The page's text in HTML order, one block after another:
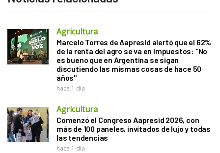
Agricultura
Marcelo Torres de Aapresid alertó que el 62%
de la renta del agro se va en impuestos: "No
es bueno que en Argentina se sigan
discutiendo las mismas cosas de hace 50
años"
hace 1 día
Agricultura
Comenzó el Congreso Aapresid 2026, con
más de 100 paneles, invitados de lujo y todas
las tendencias
hace 1 día